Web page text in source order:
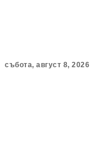
събота, август 8, 2026